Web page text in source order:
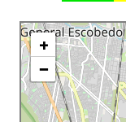
ESTADISTICO
Calidad
+
−